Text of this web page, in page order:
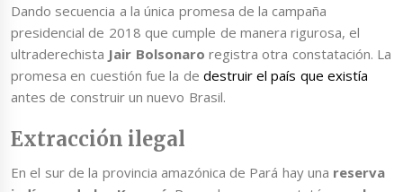
Dando secuencia a la única promesa de la campaña
presidencial de 2018 que cumple de manera rigurosa, el
ultraderechista Jair Bolsonaro registra otra constatación. La
promesa en cuestión fue la de destruir el país que existía
antes de construir un nuevo Brasil.
Extracción ilegal
En el sur de la provincia amazónica de Pará hay una reserva